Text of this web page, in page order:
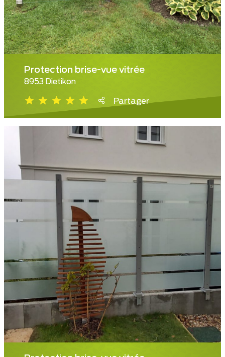
Protection brise-vue vitrée
8953 Dietikon
Partager